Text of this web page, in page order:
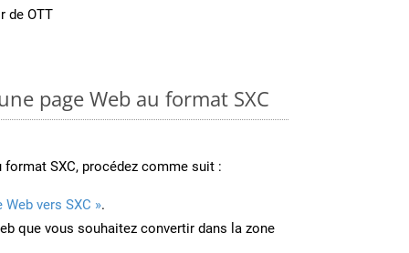
de OTT
page Web au format SXC
format SXC, procédez comme suit :
Web vers SXC ».
que vous souhaitez convertir dans la zone